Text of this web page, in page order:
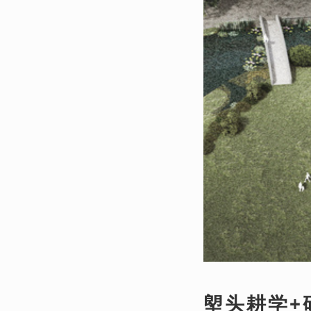
塱头耕学+